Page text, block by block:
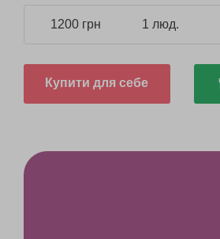
1200 грн 1 люд.
Купити для себе